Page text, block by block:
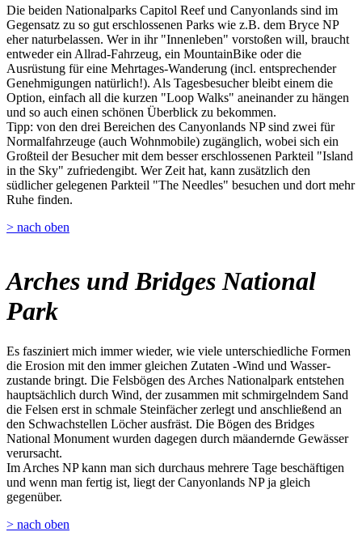
Die beiden Nationalparks Capitol Reef und Canyonlands sind im
Gegensatz zu so gut erschlossenen Parks wie z.B. dem Bryce NP
eher naturbelassen. Wer in ihr "Innenleben" vorstoßen will, braucht
entweder ein Allrad-Fahrzeug, ein MountainBike oder die
Ausrüstung für eine Mehrtages-Wanderung (incl. entsprechender
Genehmigungen natürlich!). Als Tagesbesucher bleibt einem die
Option, einfach all die kurzen "Loop Walks" aneinander zu hängen
und so auch einen schönen Überblick zu bekommen.
Tipp: von den drei Bereichen des Canyonlands NP sind zwei für
Normalfahrzeuge (auch Wohnmobile) zugänglich, wobei sich ein
Großteil der Besucher mit dem besser erschlossenen Parkteil "Island
in the Sky" zufriedengibt. Wer Zeit hat, kann zusätzlich den
südlicher gelegenen Parkteil "The Needles" besuchen und dort mehr
Ruhe finden.
> nach oben
Arches und Bridges National
Park
Es fasziniert mich immer wieder, wie viele unterschiedliche Formen
die Erosion mit den immer gleichen Zutaten -Wind und Wasser-
zustande bringt. Die Felsbögen des Arches Nationalpark entstehen
hauptsächlich durch Wind, der zusammen mit schmirgelndem Sand
die Felsen erst in schmale Steinfächer zerlegt und anschließend an
den Schwachstellen Löcher ausfräst. Die Bögen des Bridges
National Monument wurden dagegen durch mäandernde Gewässer
verursacht.
Im Arches NP kann man sich durchaus mehrere Tage beschäftigen
und wenn man fertig ist, liegt der Canyonlands NP ja gleich
gegenüber.
> nach oben